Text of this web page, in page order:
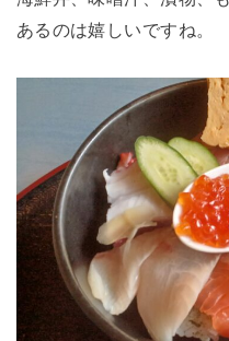
あるのは嬉しいですね。